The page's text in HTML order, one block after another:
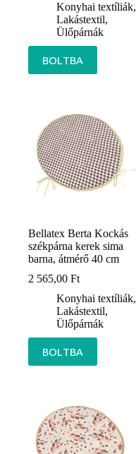
Konyhai textíliák,
Lakástextil,
Ülőpárnák
BOLTBA
Bellatex Berta Kockás
székpárna kerek sima
barna, átmérő 40 cm
2 565,00 Ft
Konyhai textíliák,
Lakástextil,
Ülőpárnák
BOLTBA